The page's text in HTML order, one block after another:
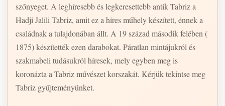
szőnyeget. A leghíresebb és legkeresettebb antik Tabriz a
Hadji Jalili Tabriz, amit ez a híres műhely készített, énnek a
családnak a tulajdonában állt. A 19 század második felében (
1875) készítették ezen darabokat. Páratlan mintájukról és
szakmabeli tudásukról híresek, mely egyben meg is
koronázta a Tabriz művészet korszakát. Kérjük tekintse meg
Tabriz gyűjteményünket.